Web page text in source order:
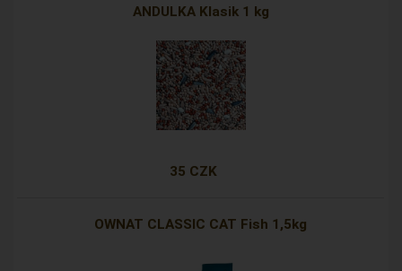
ANDULKA Klasik 1 kg
35 CZK
OWNAT CLASSIC CAT Fish 1,5kg